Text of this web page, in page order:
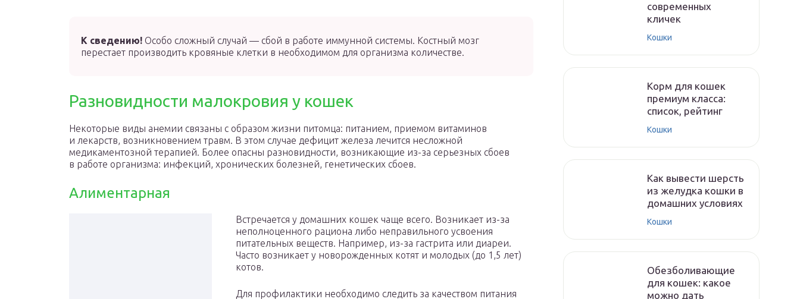
К сведению! Особо сложный случай — сбой в работе иммунной системы. Костный мозг
перестает производить кровяные клетки в необходимом для организма количестве.
Разновидности малокровия у кошек
Некоторые виды анемии связаны с образом жизни питомца: питанием, приемом витаминов
и лекарств, возникновением травм. В этом случае дефицит железа лечится несложной
медикаментозной терапией. Более опасны разновидности, возникающие из-за серьезных сбоев
в работе организма: инфекций, хронических болезней, генетических сбоев.
Алиментарная
Встречается у домашних кошек чаще всего. Возникает из-за
неполноценного рациона либо неправильного усвоения
питательных веществ. Например, из-за гастрита или диареи.
Часто возникает у новорожденных котят и молодых (до 1,5 лет)
котов.
Для профилактики необходимо следить за качеством питания
современных
кличек
Кошки
Корм для кошек
премиум класса:
список, рейтинг
Кошки
Как вывести шерсть
из желудка кошки в
домашних условиях
Кошки
Обезболивающие
для кошек: какое
можно дать